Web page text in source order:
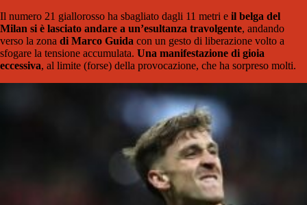
Il numero 21 giallorosso ha sbagliato dagli 11 metri e il belga del
Milan si è lasciato andare a un’esultanza travolgente, andando
verso la zona di Marco Guida con un gesto di liberazione volto a
sfogare la tensione accumulata. Una manifestazione di gioia
eccessiva, al limite (forse) della provocazione, che ha sorpreso molti.